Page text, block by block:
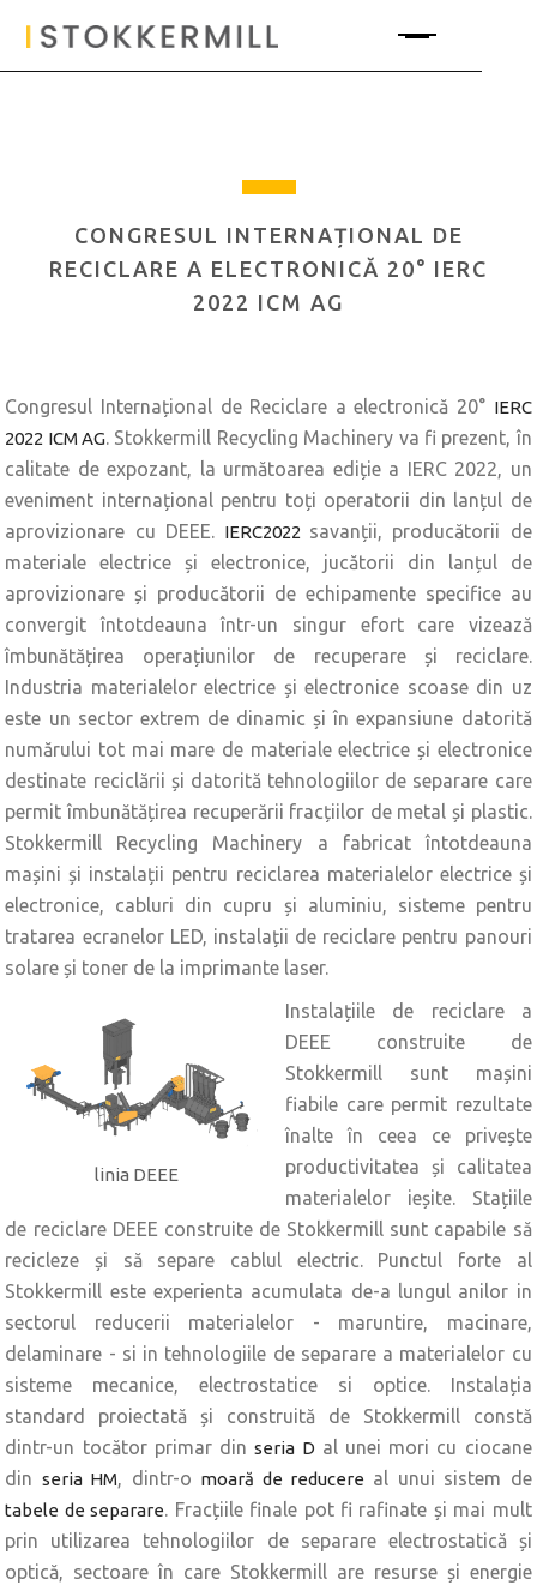
CONGRESUL INTERNAȚIONAL DE
RECICLARE A ELECTRONICĂ 20° IERC
2022 ICM AG
Congresul Internațional de Reciclare a electronică 20° IERC
2022 ICM AG. Stokkermill Recycling Machinery va fi prezent, în
calitate de expozant, la următoarea ediție a IERC 2022, un
eveniment internațional pentru toți operatorii din lanțul de
aprovizionare cu DEEE. IERC2022 savanții, producătorii de
materiale electrice și electronice, jucătorii din lanțul de
aprovizionare și producătorii de echipamente specifice au
convergit întotdeauna într-un singur efort care vizează
îmbunătățirea operațiunilor de recuperare și reciclare.
Industria materialelor electrice și electronice scoase din uz
este un sector extrem de dinamic și în expansiune datorită
numărului tot mai mare de materiale electrice și electronice
destinate reciclării și datorită tehnologiilor de separare care
permit îmbunătățirea recuperării fracțiilor de metal și plastic.
Stokkermill Recycling Machinery a fabricat întotdeauna
mașini și instalații pentru reciclarea materialelor electrice și
electronice, cabluri din cupru și aluminiu, sisteme pentru
tratarea ecranelor LED, instalații de reciclare pentru panouri
solare și toner de la imprimante laser.
linia DEEE
Instalațiile de reciclare a
DEEE construite de
Stokkermill sunt mașini
fiabile care permit rezultate
înalte în ceea ce privește
productivitatea și calitatea
materialelor ieșite. Stațiile
de reciclare DEEE construite de Stokkermill sunt capabile să
recicleze și să separe cablul electric. Punctul forte al
Stokkermill este experienta acumulata de-a lungul anilor in
sectorul reducerii materialelor - maruntire, macinare,
delaminare - si in tehnologiile de separare a materialelor cu
sisteme mecanice, electrostatice si optice. Instalația
standard proiectată și construită de Stokkermill constă
dintr-un tocător primar dinseria D al unei mori cu ciocane
din seria HM, dintr-o moară de reducere al unui sistem de
tabele de separare. Fracțiile finale pot fi rafinate și mai mult
prin utilizarea tehnologiilor de separare electrostatică și
optică, sectoare în care Stokkermill are resurse și energie